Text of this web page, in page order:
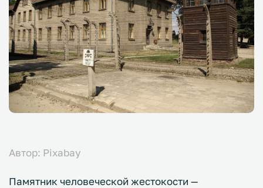
Автор: Pixabay
Памятник человеческой жестокости —